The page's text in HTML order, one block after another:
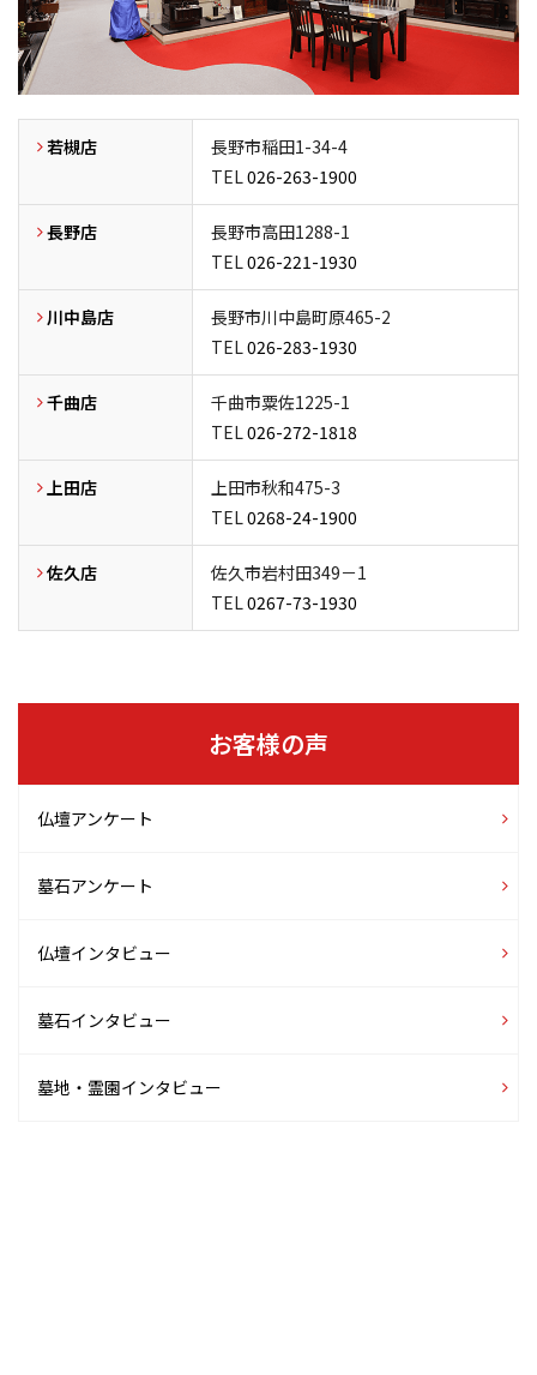
若槻店
長野市稲田1-34-4
TEL026-263-1900
長野店
長野市高田1288-1
TEL026-221-1930
川中島店
長野市川中島町原465-2
TEL026-283-1930
千曲店
千曲市粟佐1225-1
TEL026-272-1818
上田店
上田市秋和475-3
TEL0268-24-1900
佐久店
佐久市岩村田349－1
TEL0267-73-1930
お客様の声
仏壇アンケート
墓石アンケート
仏壇インタビュー
墓石インタビュー
墓地・霊園インタビュー